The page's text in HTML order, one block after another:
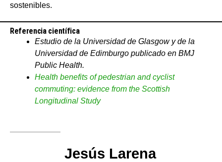
sostenibles.
Referencia científica
Estudio de la Universidad de Glasgow y de la
Universidad de Edimburgo publicado en BMJ
Public Health.
Health benefits of pedestrian and cyclist
commuting: evidence from the Scottish
Longitudinal Study
Jesús Larena